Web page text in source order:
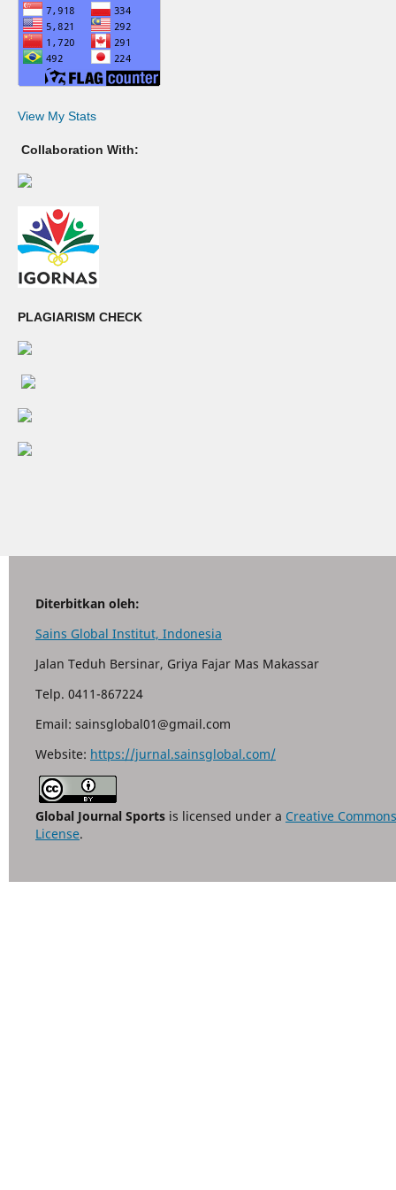
View My Stats
Collaboration With:
PLAGIARISM CHECK
Diterbitkan oleh:
Sains Global Institut, Indonesia
Jalan Teduh Bersinar, Griya Fajar Mas Makassar
Telp. 0411-867224
Email: sainsglobal01@gmail.com
Website: https://jurnal.sainsglobal.com/
Global Journal Sportsis licensed under a Creative
License.